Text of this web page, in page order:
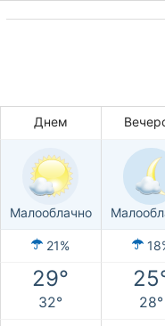
Днем
Малооблачно
21%
29°
32° 28°